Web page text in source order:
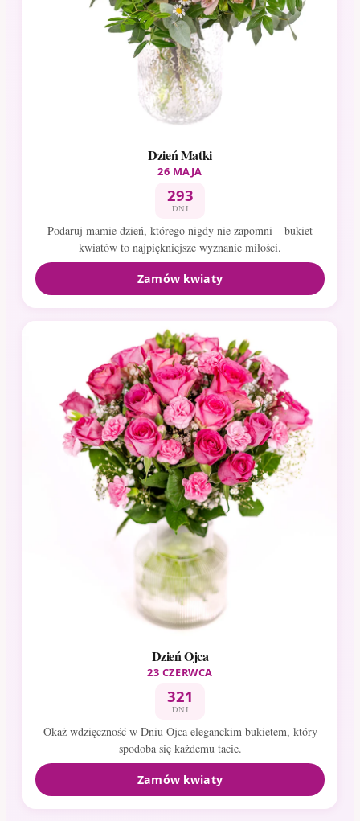
Dzień Matki
26 MAJA
293
DNI
Podaruj mamie dzień, którego nigdy nie zapomni – bukiet
kwiatów to najpiękniejsze wyznanie miłości.
Zamów kwiaty
Dzień Ojca
23 CZERWCA
321
DNI
Okaż wdzięczność w Dniu Ojca eleganckim bukietem, który
spodoba się każdemu tacie.
Zamów kwiaty